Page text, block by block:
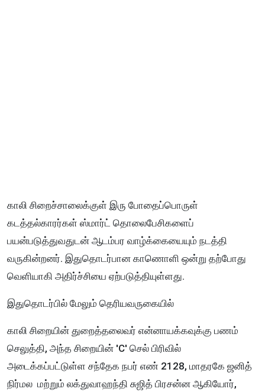
காலி சிறைச்சாலைக்குள் இரு போதைப்பொருள்
கடத்தல்காரர்கள் ஸ்மார்ட் தொலைபேசிகளைப்
பயன்படுத்துவதுடன் ஆடம்பர வாழ்க்கையையும் நடத்தி
வருகின்றனர். இதுதொடர்பான காணொளி ஒன்று தற்போது
வெளியாகி அதிர்ச்சியை ஏற்படுத்தியுள்ளது.
இதுதொடர்பில் மேலும் தெரியவருகையில்
காலி சிறையின் துறைத்தலைவர் என்னாயக்கவுக்கு பணம்
செலுத்தி, அந்த சிறையின் 'C' செல் பிரிவில்
அடைக்கப்பட்டுள்ள சந்தேக நபர் எண் 2128, மாதரகே ஜனித்
நிர்மல மற்றும் லக்துவாஹந்தி சுஜித் பிரசன்ன ஆகியோர்,